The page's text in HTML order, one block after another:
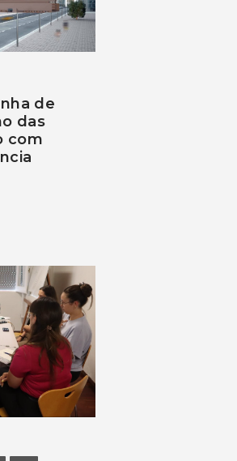
de
das
com